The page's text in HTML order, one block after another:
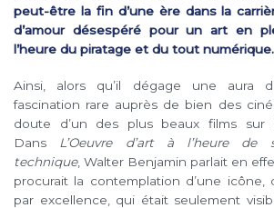
peut-être la fin d’une ère dans la
d’amour désespéré pour un art en
l’heure du piratage et du tout numérique.
Ainsi, alors qu’il dégage une aura
fascination rare auprès de bien des
doute d’un des plus beaux films sur
Dans
L’Oeuvre d’art à l’heure de
technique, Walter Benjamin parlait en
procurait la contemplation d’une icône,
par excellence, qui était seulement